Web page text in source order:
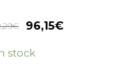
€ 96,15€
stock